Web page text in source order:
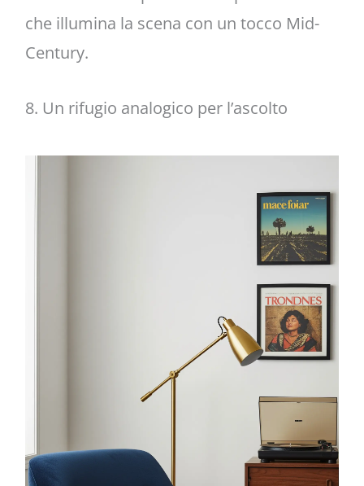
che illumina la scena con un tocco Mid-
Century.
8. Un rifugio analogico per l’ascolto